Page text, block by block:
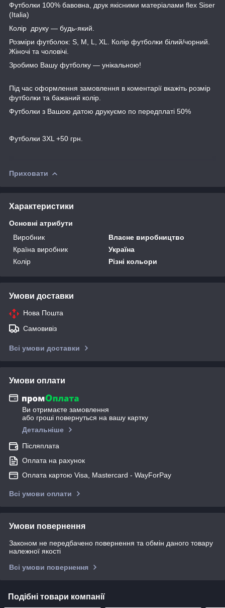
Футболки 100% бавовна, друк якісними матеріалами flex Siser
(Italia)
Колір друку — будь-який.
Розміри футболок: S, M, L, XL. Колір футболки білий/чорний.
Жіночі та чоловічі.
Зробимо Вашу футболку — унікальною!
Під час оформлення замовлення в коментарії вкажіть розмір
футболки та бажаний колір.
Футболки з Вашою датою друкуємо по передплаті 50%
Футболки 3XL +50 грн.
Приховати
Характеристики
Основні атрибути
Виробник
Власне виробництво
Країна виробник
Україна
Колір
Різні кольори
Умови доставки
Нова Пошта
Самовивіз
Всі умови доставки
Умови оплати
Ви отримаєте замовлення
або гроші повернуться на вашу картку
Детальніше
Післяплата
Оплата на рахунок
Оплата картою Visa, Mastercard - WayForPay
Всі умови оплати
Умови повернення
Законом не передбачено повернення та обмін даного товару
належної якості
Всі умови повернення
Подібні товари компанії